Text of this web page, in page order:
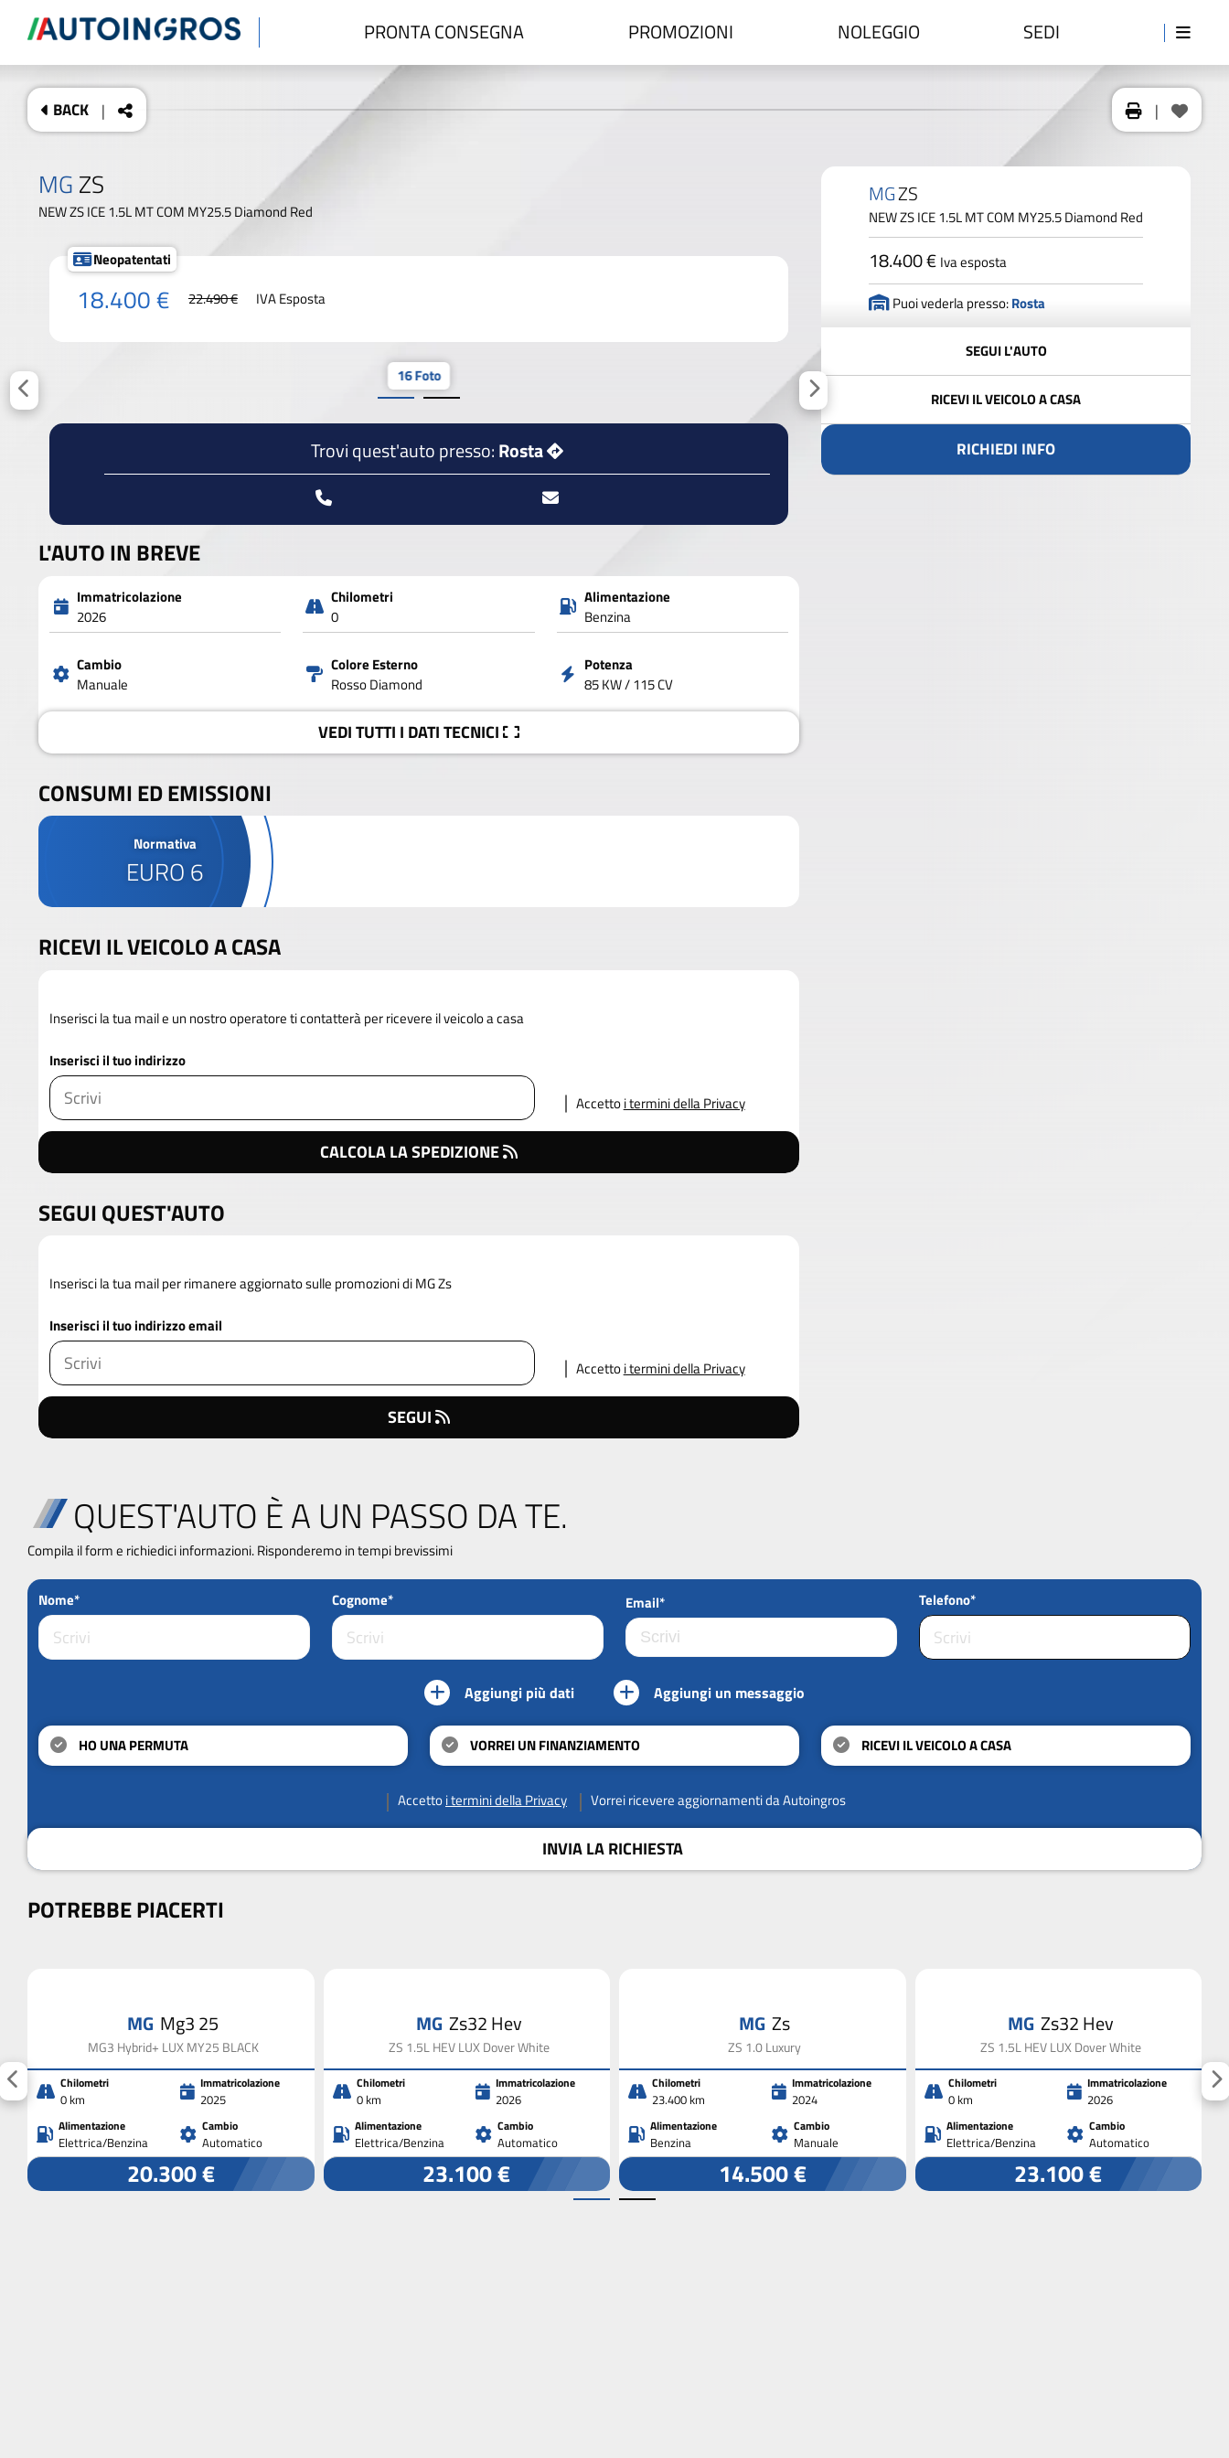
PRONTA CONSEGNA PROMOZIONI NOLEGGIO SEDI
BACK | |
MG ZS
NEW ZS ICE 1.5L MT COM MY25.5 Diamond Red
Neopatentati
18.400 € 22.490 € IVA Esposta
16 Foto
Trovi quest'auto presso:Rosta
L'AUTO IN BREVE
Immatricolazione
2026
Chilometri
0
Alimentazione
Benzina
Cambio
Manuale
Colore Esterno
Rosso Diamond
Potenza
85 KW / 115 CV
VEDITUTTI I DATITECNICI
CONSUMI ED EMISSIONI
Normativa
EURO 6
RICEVI IL VEICOLO A CASA
Inserisci la tua mail e un nostro operatore ti contatterà per ricevere il veicolo a casa
Inserisci il tuo indirizzo
Accettoi termini della Privacy
CALCOLA LA SPEDIZIONE
SEGUI QUEST'AUTO
Inserisci la tua mail per rimanere aggiornato sulle promozioni di MG Zs
Inserisci il tuo indirizzo email
Accettoi termini della Privacy
SEGUI
MGZS
NEW ZS ICE 1.5L MT COM MY25.5 Diamond Red
18.400 € Iva esposta
Puoi vederla presso:Rosta
SEGUI L'AUTO
RICEVI IL VEICOLO A CASA
RICHIEDI INFO
QUEST'AUTO È A UN PASSO DA TE.
Compila il form e richiedici informazioni. Risponderemo in tempi brevissimi
Nome* Cognome* Email* Telefono*
Aggiungi più dati Aggiungi un messaggio
HO UNA PERMUTA VORREI UN FINANZIAMENTO RICEVI IL VEICOLO A CASA
Accettoi termini della Privacy Vorrei ricevere aggiornamenti da Autoingros
INVIA LA RICHIESTA
POTREBBE PIACERTI
MG Mg3 25
MG3 Hybrid+ LUX MY25 BLACK
Chilometri
0 km
Immatricolazione
2025
Alimentazione
Elettrica/Benzina
Cambio
Automatico
20.300 €
MG Zs32 Hev
ZS 1.5L HEV LUX Dover White
Chilometri
0 km
Immatricolazione
2026
Alimentazione
Elettrica/Benzina
Cambio
Automatico
23.100 €
MG Zs
ZS 1.0 Luxury
Chilometri
23.400 km
Immatricolazione
2024
Alimentazione
Benzina
Cambio
Manuale
14.500 €
MG Zs32 Hev
ZS 1.5L HEV LUX Dover White
Chilometri
0 km
Immatricolazione
2026
Alimentazione
Elettrica/Benzina
Cambio
Automatico
23.100 €